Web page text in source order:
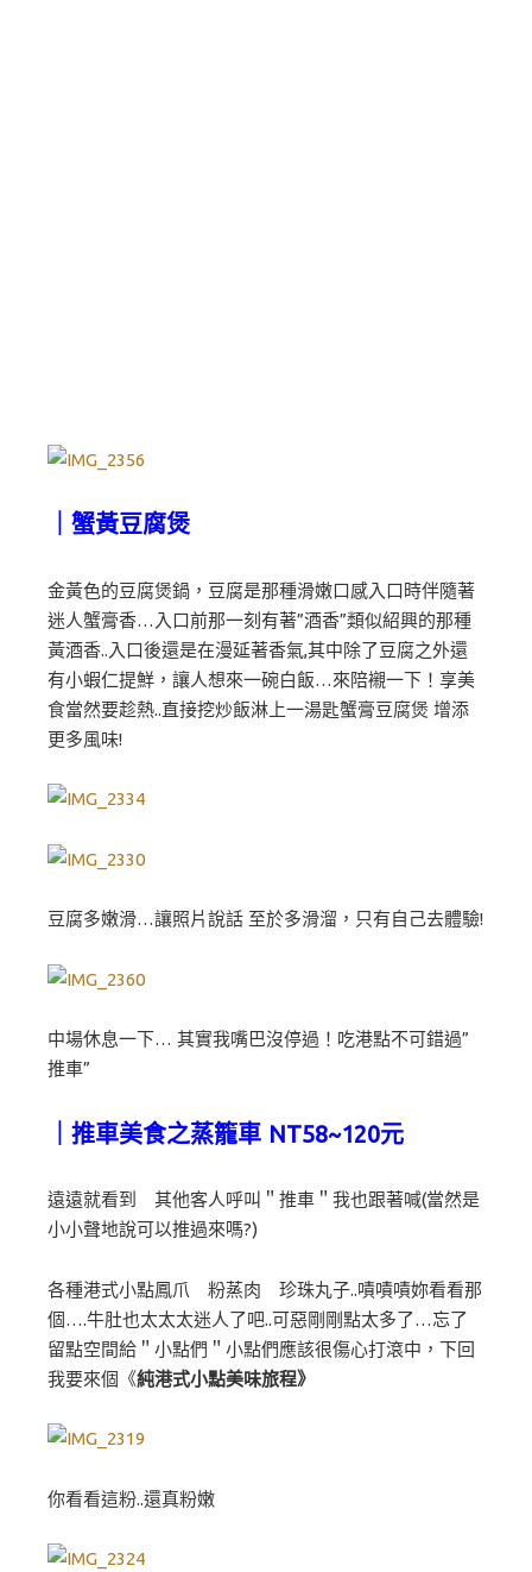
｜蟹黃豆腐煲
金黃色的豆腐煲鍋，豆腐是那種滑嫩口感入口時伴隨著
迷人蟹膏香…入口前那一刻有著”酒香”類似紹興的那種
黃酒香..入口後還是在漫延著香氣,其中除了豆腐之外還
有小蝦仁提鮮，讓人想來一碗白飯…來陪襯一下！享美
食當然要趁熱..直接挖炒飯淋上一湯匙蟹膏豆腐煲 增添
更多風味!
豆腐多嫩滑…讓照片說話 至於多滑溜，只有自己去體驗!
中場休息一下… 其實我嘴巴沒停過！吃港點不可錯過”
推車”
｜推車美食之蒸籠車 NT58~120元
遠遠就看到 其他客人呼叫＂推車＂我也跟著喊(當然是
小小聲地說可以推過來嗎?)
各種港式小點鳳爪 粉蒸肉 珍珠丸子..嘖嘖嘖妳看看那
個….牛肚也太太太迷人了吧..可惡剛剛點太多了…忘了
留點空間給＂小點們＂小點們應該很傷心打滾中，下回
我要來個《純港式小點美味旅程》
你看看這粉..還真粉嫩